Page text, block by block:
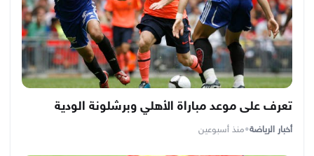
تعرف على موعد مباراة الأهلي وبرشلونة الودية
أخبار الرياضة•منذ أسبوعين